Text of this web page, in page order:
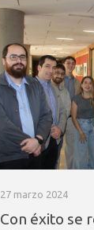
27 marzo 2024
Con éxito se